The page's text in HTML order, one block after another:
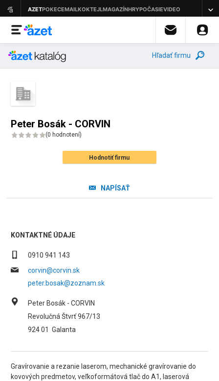
Hľadať firmu
Peter Bosák - CORVIN
(0 hodnotení)
Hodnotiť firmu
NAPÍSAŤ
KONTAKTNÉ ÚDAJE
0910 941 143
corvin@corvin.sk
peter.bosak@zoznam.sk
Peter Bosák - CORVIN
Revolučná Štvrť 967/13
924 01 Galanta
Gravírovanie a rezanie laserom, mechanické gravírovanie do
kovových predmetov, veľkoformátová tlač do A1, laserová